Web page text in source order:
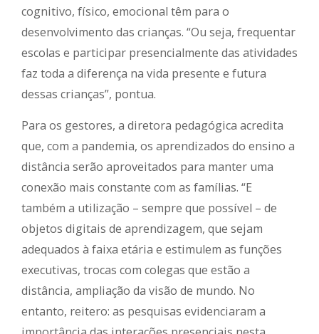
cognitivo, físico, emocional têm para o
desenvolvimento das crianças. “Ou seja, frequentar
escolas e participar presencialmente das atividades
faz toda a diferença na vida presente e futura
dessas crianças”, pontua.
Para os gestores, a diretora pedagógica acredita
que, com a pandemia, os aprendizados do ensino a
distância serão aproveitados para manter uma
conexão mais constante com as famílias. “E
também a utilização – sempre que possível – de
objetos digitais de aprendizagem, que sejam
adequados à faixa etária e estimulem as funções
executivas, trocas com colegas que estão a
distância, ampliação da visão de mundo. No
entanto, reitero: as pesquisas evidenciaram a